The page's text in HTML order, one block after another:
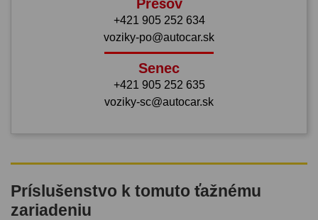
Prešov
+421 905 252 634
voziky-po@autocar.sk
Senec
+421 905 252 635
voziky-sc@autocar.sk
Príslušenstvo k tomuto ťažnému
zariadeniu